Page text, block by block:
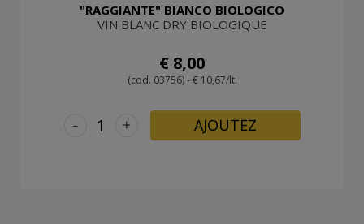
"RAGGIANTE" BIANCO BIOLOGICO
VIN BLANC DRY BIOLOGIQUE
€ 8,00
(cod. 03756) - € 10,67/lt.
+
- AJOUTEZ